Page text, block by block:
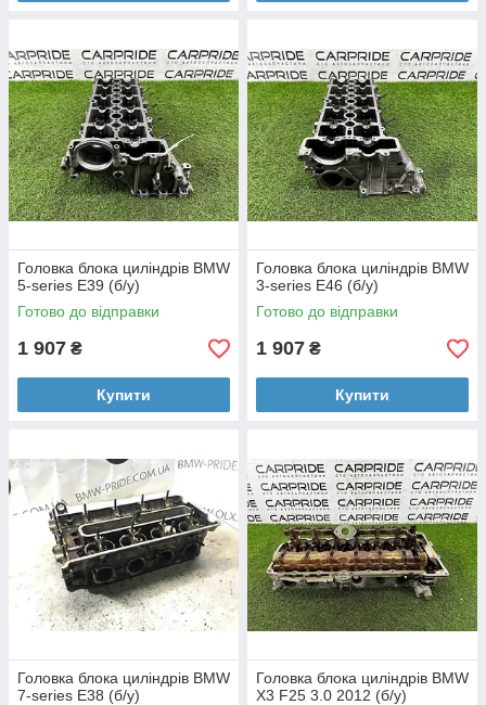
Головка блока циліндрів BMW
5-series E39 (б/у)
Готово до відправки
1 907 ₴
Купити
Головка блока циліндрів BMW
3-series E46 (б/у)
Готово до відправки
1 907 ₴
Купити
Головка блока циліндрів BMW
7-series E38 (б/у)
Головка блока циліндрів BMW
X3 F25 3.0 2012 (б/у)